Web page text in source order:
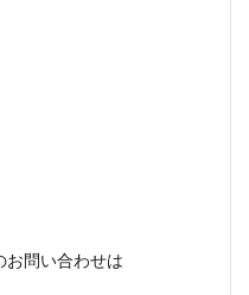
お問い合わせは